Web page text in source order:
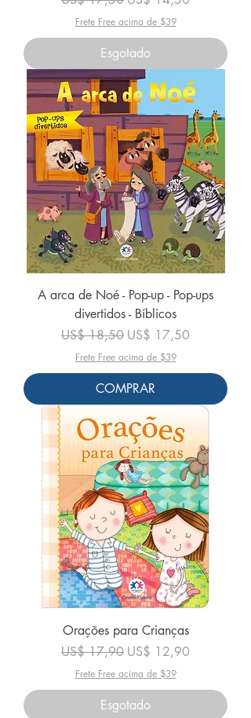
Frete Free acima de $39
Esgotado
A arca de Noé - Pop-up - Pop-ups
divertidos - Bíblicos
Preço normal
US$ 18,50 Preço promocional
US$ 17,50
Frete Free acima de $39
COMPRAR
Orações para Crianças
Preço normal
US$ 17,90 Preço promocional
US$ 12,90
Frete Free acima de $39
Esgotado